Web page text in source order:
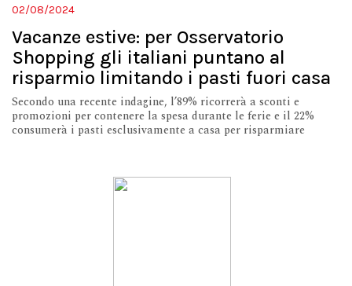
02/08/2024
Vacanze estive: per Osservatorio
Shopping gli italiani puntano al
risparmio limitando i pasti fuori casa
Secondo una recente indagine, l’89% ricorrerà a sconti e
promozioni per contenere la spesa durante le ferie e il 22%
consumerà i pasti esclusivamente a casa per risparmiare